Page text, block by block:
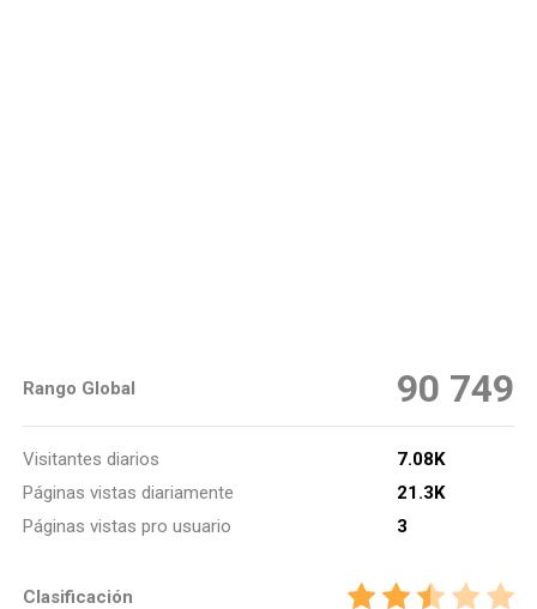
Rango Global 90 749
Visitantes diarios
7.08K
Páginas vistas diariamente
21.3K
Páginas vistas pro usuario
3
Clasificación